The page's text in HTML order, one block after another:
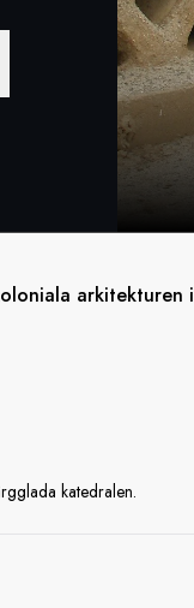
arkitekturen i
katedralen.